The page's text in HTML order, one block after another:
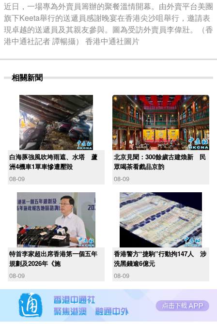
近日，一場專為外賣員籌辦的聚餐溫情開幕。由外賣平台美團
旗下Keeta舉行的送遞員感謝晚宴在香港尖沙咀舉行，邀請表
現卓越的送遞員及其親友參與。圖為受訪外賣員李偉壯。（香
港中通社記者 譚暢攝） 香港中通社圖片
相關新聞
白海豚強風吹垮雨遮、水塔 蘆
洲4機車1單車慘遭壓毀
08-09
北京見聞：300餘歲古建煥新 民
眾喝茶看戲品京韵
08-09
​特首李家超出席香港第一個五年
規劃及2026年《施
08-09
香港警方“捷駒”行動拘147人 涉
洗黑錢逾6億元
08-09